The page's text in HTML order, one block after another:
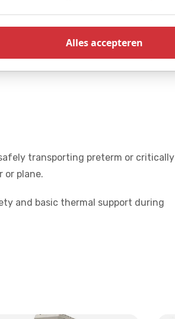
transporting preterm or critically
or plane.
and basic thermal support during
Alles accepteren